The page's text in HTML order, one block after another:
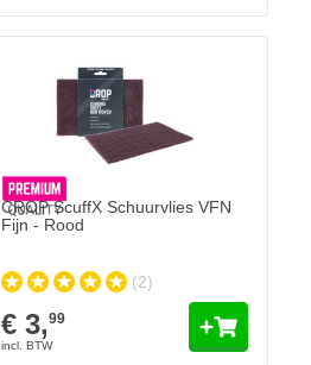
CROP ScuffX Schuurvlies VFN
Fijn - Rood
(2)
€ 3,99